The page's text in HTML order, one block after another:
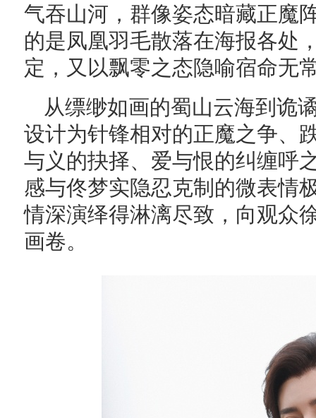
气吞山河，群像姿态暗藏正魔
的是凤凰羽毛散落在海报各处
定，又以飘零之态隐喻宿命无
从缥缈如画的蜀山云海到诡
设计为针锋相对的正魔之争、
与义的抉择、爱与恨的纠缠呼
感与佟梦实隐忍克制的微表情
情深演绎得淋漓尽致，向观众
画卷。